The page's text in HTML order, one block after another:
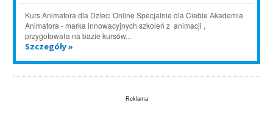
Kurs Animatora dla Dzieci Online Specjalnie dla Ciebie Akademia
Animatora - marka innowacyjnych szkoleń z animacji ,
przygotowała na bazie kursów...
Szczegóły »